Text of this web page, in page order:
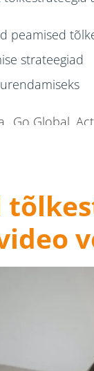
peamised
strateegiad
Global, Act